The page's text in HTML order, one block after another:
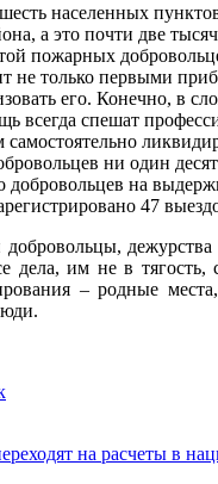
населенных
а это почти две
пожарных
не только первыми
его. Конечно, в
всегда спешат
ни один
добровольцев на
47
дела, им не в тягость,
– родные